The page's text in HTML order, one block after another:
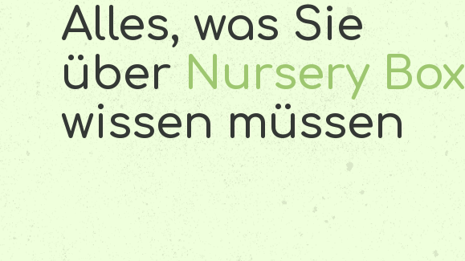
Alles, was Sie
über Nursery Box
wissen müssen